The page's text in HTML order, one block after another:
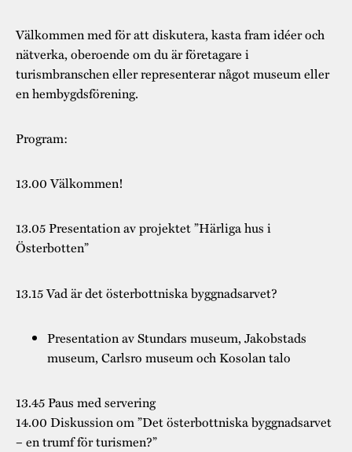
Välkommen med för att diskutera, kasta fram idéer och
nätverka, oberoende om du är företagare i
turismbranschen eller representerar något museum eller
en hembygdsförening.
Program:
13.00 Välkommen!
13.05 Presentation av projektet ”Härliga hus i
Österbotten”
13.15 Vad är det österbottniska byggnadsarvet?
Presentation av Stundars museum, Jakobstads
museum, Carlsro museum och Kosolan talo
13.45 Paus med servering
14.00 Diskussion om ”Det österbottniska byggnadsarvet
– en trumf för turismen?”